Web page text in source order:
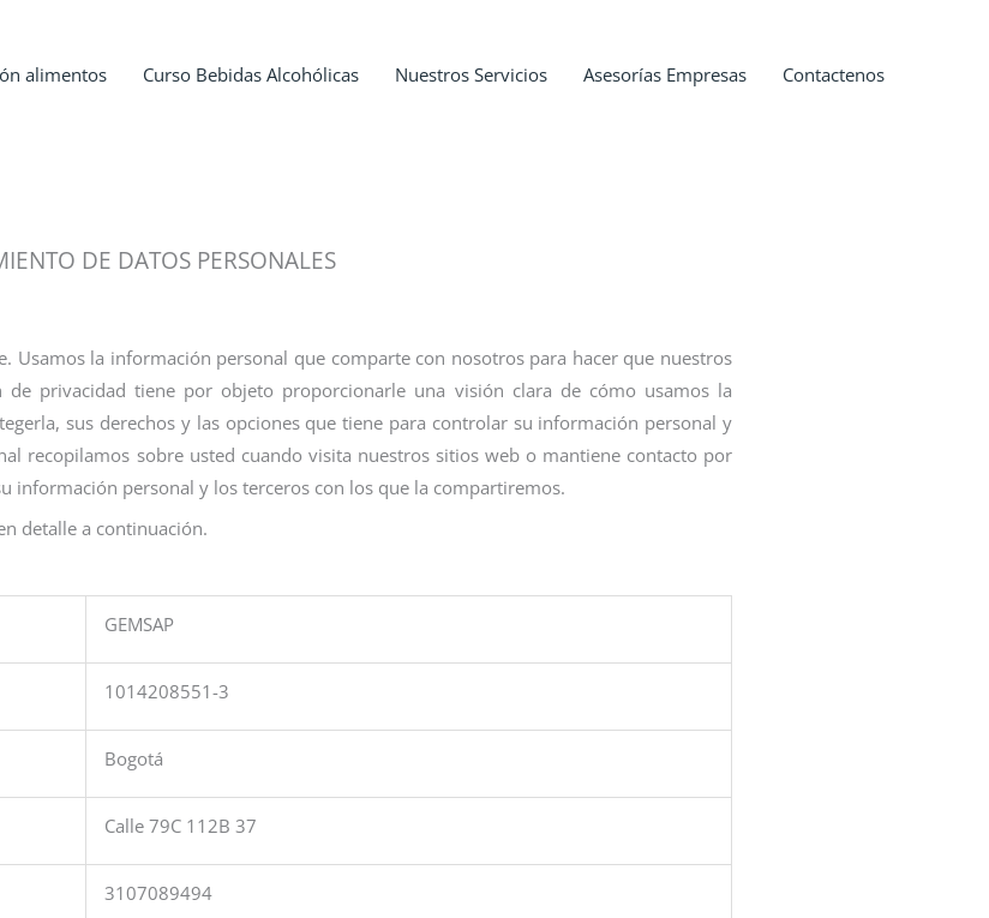
alimentos Curso Bebidas Alcohólicas Nuestros Servicios Asesorías Empresas Contactenos
DE DATOS PERSONALES
Usamos la información personal que comparte con nosotros para hacer que nuestros
de privacidad tiene por objeto proporcionarle una visión clara de cómo usamos la
sus derechos y las opciones que tiene para controlar su información personal y
recopilamos sobre usted cuando visita nuestros sitios web o mantiene contacto por
información personal y los terceros con los que la compartiremos.
detalle a continuación.
GEMSAP
1014208551-3
Bogotá
Calle 79C 112B 37
3107089494